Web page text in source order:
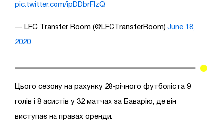
pic.twitter.com/ipDDbrFlzQ
— LFC Transfer Room (@LFCTransferRoom) June 18,
2020
Цього сезону на рахунку 28-річного футболіста 9
голів і 8 асистів у 32 матчах за Баварію, де він
виступає на правах оренди.